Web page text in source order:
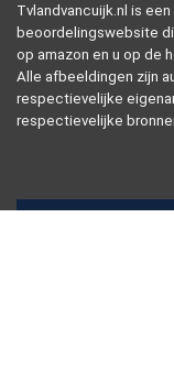
Tvlandvancuijk.nl is
beoordelingswebsite
op amazon en u op de
Alle afbeeldingen zijn
respectievelijke
respectievelijke